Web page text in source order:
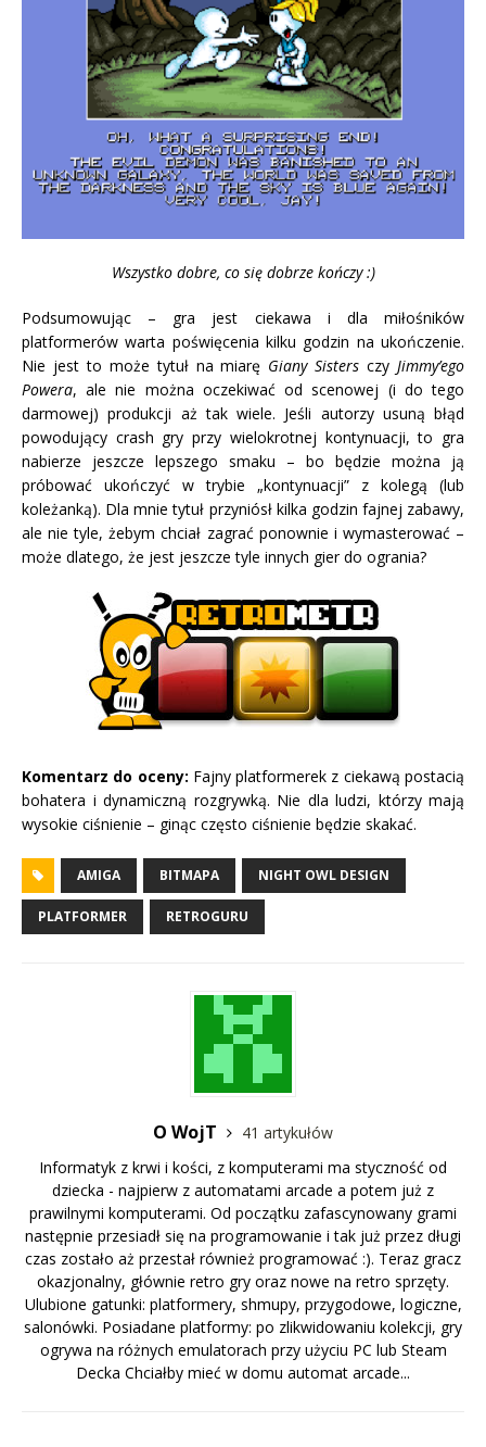
Wszystko dobre, co się dobrze kończy :)
Podsumowując – gra jest ciekawa i dla miłośników
platformerów warta poświęcenia kilku godzin na ukończenie.
Nie jest to może tytuł na miarę Giany Sisters czy Jimmy’ego
Powera, ale nie można oczekiwać od scenowej (i do tego
darmowej) produkcji aż tak wiele. Jeśli autorzy usuną błąd
powodujący crash gry przy wielokrotnej kontynuacji, to gra
nabierze jeszcze lepszego smaku – bo będzie można ją
próbować ukończyć w trybie „kontynuacji” z kolegą (lub
koleżanką). Dla mnie tytuł przyniósł kilka godzin fajnej zabawy,
ale nie tyle, żebym chciał zagrać ponownie i wymasterować –
może dlatego, że jest jeszcze tyle innych gier do ogrania?
Komentarz do oceny: Fajny platformerek z ciekawą postacią
bohatera i dynamiczną rozgrywką. Nie dla ludzi, którzy mają
wysokie ciśnienie – ginąc często ciśnienie będzie skakać.
AMIGA BITMAPA NIGHT OWL DESIGN
PLATFORMER RETROGURU
O WojT
41 artykułów
Informatyk z krwi i kości, z komputerami ma styczność od
dziecka - najpierw z automatami arcade a potem już z
prawilnymi komputerami. Od początku zafascynowany grami
następnie przesiadł się na programowanie i tak już przez długi
czas zostało aż przestał również programować :). Teraz gracz
okazjonalny, głównie retro gry oraz nowe na retro sprzęty.
Ulubione gatunki: platformery, shmupy, przygodowe, logiczne,
salonówki. Posiadane platformy: po zlikwidowaniu kolekcji, gry
ogrywa na różnych emulatorach przy użyciu PC lub Steam
Decka Chciałby mieć w domu automat arcade...